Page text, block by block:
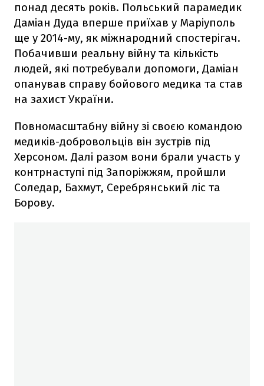
понад десять років. Польський парамедик
Даміан Дуда вперше приїхав у Маріуполь
ще у 2014-му, як міжнародний спостерігач.
Побачивши реальну війну та кількість
людей, які потребували допомоги, Даміан
опанував справу бойового медика та став
на захист України.
Повномасштабну війну зі своєю командою
медиків-добровольців він зустрів під
Херсоном. Далі разом вони брали участь у
контрнаступі під Запоріжжям, пройшли
Соледар, Бахмут, Серебрянський ліс та
Борову.